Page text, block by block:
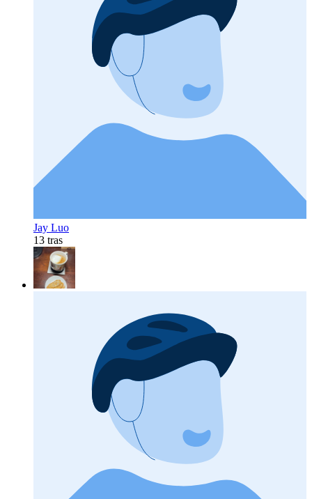
Jay Luo
13 tras